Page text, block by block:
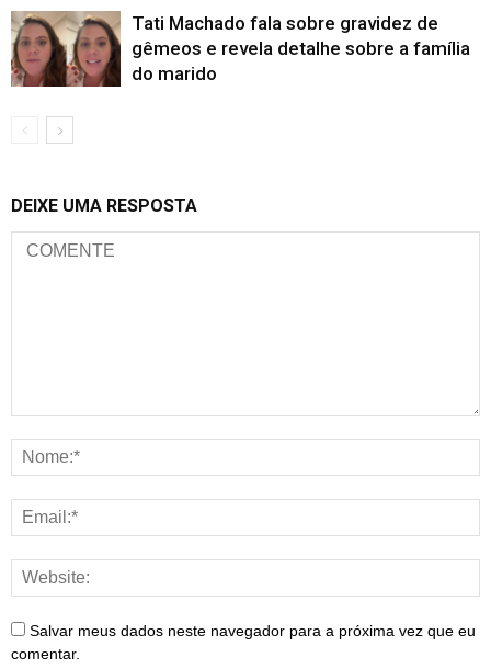
Tati Machado fala sobre gravidez de
gêmeos e revela detalhe sobre a família
do marido
DEIXE UMA RESPOSTA
Salvar meus dados neste navegador para a próxima vez que eu
comentar.